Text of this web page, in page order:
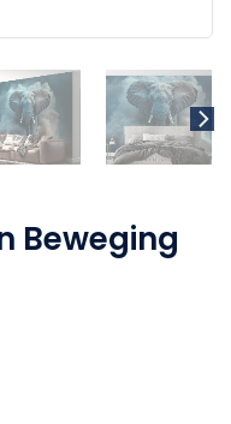
Beweging